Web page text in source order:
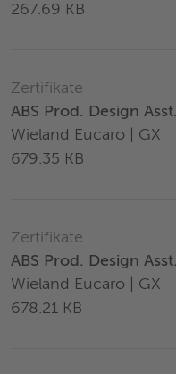
267.69 KB
Zertifikate
ABS Prod. Design
Wieland Eucaro | GX
679.35 KB
Zertifikate
ABS Prod. Design
Wieland Eucaro | GX
678.21 KB